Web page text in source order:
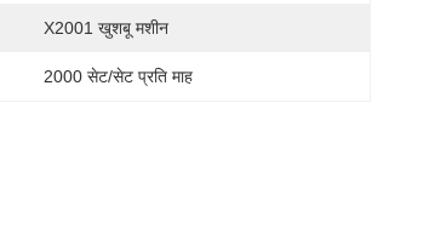
X2001 खुशबू मशीन
2000 सेट/सेट प्रति माह